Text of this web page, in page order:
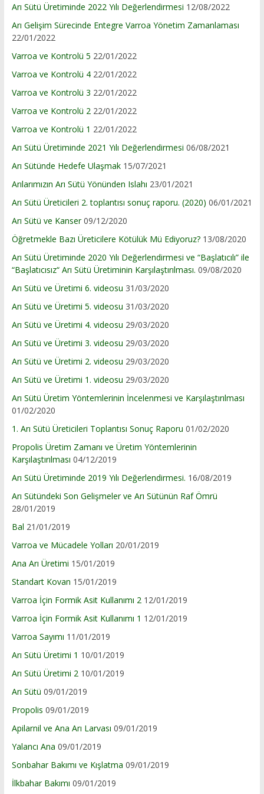
Arı Sütü Üretiminde 2022 Yılı Değerlendirmesi 12/08/2022
Arı Gelişim Sürecinde Entegre Varroa Yönetim Zamanlaması
22/01/2022
Varroa ve Kontrolü 5 22/01/2022
Varroa ve Kontrolü 4 22/01/2022
Varroa ve Kontrolü 3 22/01/2022
Varroa ve Kontrolü 2 22/01/2022
Varroa ve Kontrolü 1 22/01/2022
Arı Sütü Üretiminde 2021 Yılı Değerlendirmesi 06/08/2021
Arı Sütünde Hedefe Ulaşmak 15/07/2021
Arılarımızın Arı Sütü Yönünden Islahı 23/01/2021
Arı Sütü Üreticileri 2. toplantısı sonuç raporu. (2020) 06/01/2021
Arı Sütü ve Kanser 09/12/2020
Öğretmekle Bazı Üreticilere Kötülük Mü Ediyoruz? 13/08/2020
Arı Sütü Üretiminde 2020 Yılı Değerlendirmesi ve “Başlatıcılı” ile
“Başlatıcısız“ Arı Sütü Üretiminin Karşılaştırılması. 09/08/2020
Arı Sütü ve Üretimi 6. videosu 31/03/2020
Arı Sütü ve Üretimi 5. videosu 31/03/2020
Arı Sütü ve Üretimi 4. videosu 29/03/2020
Arı Sütü ve Üretimi 3. videosu 29/03/2020
Arı Sütü ve Üretimi 2. videosu 29/03/2020
Arı Sütü ve Üretimi 1. videosu 29/03/2020
Arı Sütü Üretim Yöntemlerinin İncelenmesi ve Karşılaştırılması
01/02/2020
1. Arı Sütü Üreticileri Toplantısı Sonuç Raporu 01/02/2020
Propolis Üretim Zamanı ve Üretim Yöntemlerinin
Karşılaştırılması 04/12/2019
Arı Sütü Üretiminde 2019 Yılı Değerlendirmesi. 16/08/2019
Arı Sütündeki Son Gelişmeler ve Arı Sütünün Raf Ömrü
28/01/2019
Bal 21/01/2019
Varroa ve Mücadele Yolları 20/01/2019
Ana Arı Üretimi 15/01/2019
Standart Kovan 15/01/2019
Varroa İçin Formik Asit Kullanımı 2 12/01/2019
Varroa İçin Formik Asit Kullanımı 1 12/01/2019
Varroa Sayımı 11/01/2019
Arı Sütü Üretimi 1 10/01/2019
Arı Sütü Üretimi 2 10/01/2019
Arı Sütü 09/01/2019
Propolis 09/01/2019
Apilarnil ve Ana Arı Larvası 09/01/2019
Yalancı Ana 09/01/2019
Sonbahar Bakımı ve Kışlatma 09/01/2019
İlkbahar Bakımı 09/01/2019